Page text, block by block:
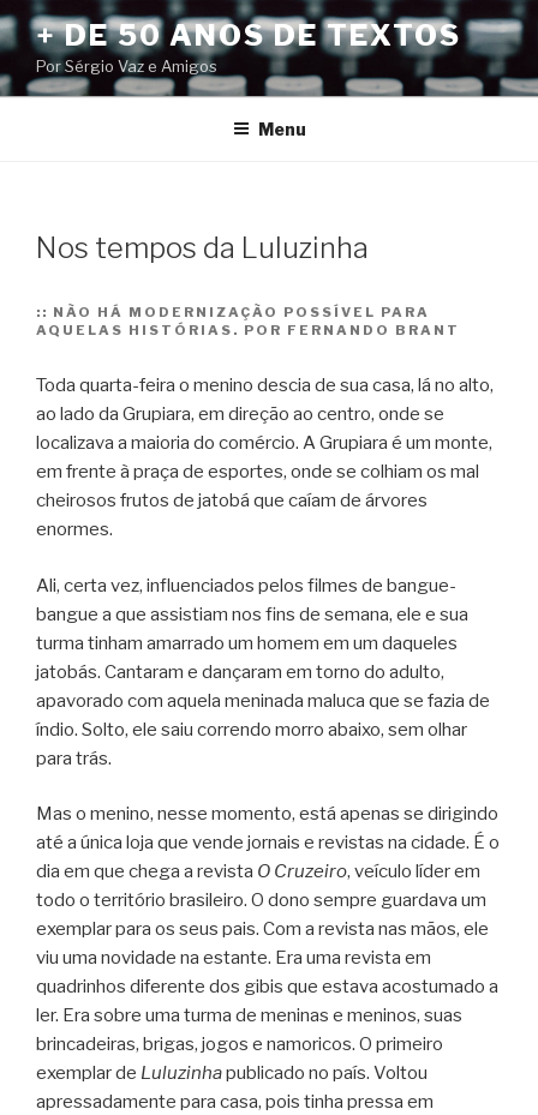
Pular
para
o
conteúdo
+ DE 50 ANOS DE TEXTOS
Por Sérgio Vaz e Amigos
Menu
Nos tempos da Luluzinha
:: NÃO HÁ MODERNIZAÇÃO POSSÍVEL PARA
AQUELAS HISTÓRIAS. POR FERNANDO BRANT
Toda quarta-feira o menino descia de sua casa, lá no alto,
ao lado da Grupiara, em direção ao centro, onde se
localizava a maioria do comércio. A Grupiara é um monte,
em frente à praça de esportes, onde se colhiam os mal
cheirosos frutos de jatobá que caíam de árvores
enormes.
Ali, certa vez, influenciados pelos filmes de bangue-
bangue a que assistiam nos fins de semana, ele e sua
turma tinham amarrado um homem em um daqueles
jatobás. Cantaram e dançaram em torno do adulto,
apavorado com aquela meninada maluca que se fazia de
índio. Solto, ele saiu correndo morro abaixo, sem olhar
para trás.
Mas o menino, nesse momento, está apenas se dirigindo
até a única loja que vende jornais e revistas na cidade. É o
dia em que chega a revista O Cruzeiro, veículo líder em
todo o território brasileiro. O dono sempre guardava um
exemplar para os seus pais. Com a revista nas mãos, ele
viu uma novidade na estante. Era uma revista em
quadrinhos diferente dos gibis que estava acostumado a
ler. Era sobre uma turma de meninas e meninos, suas
brincadeiras, brigas, jogos e namoricos. O primeiro
exemplar de Luluzinhapublicado no país. Voltou
apressadamente para casa, pois tinha pressa em